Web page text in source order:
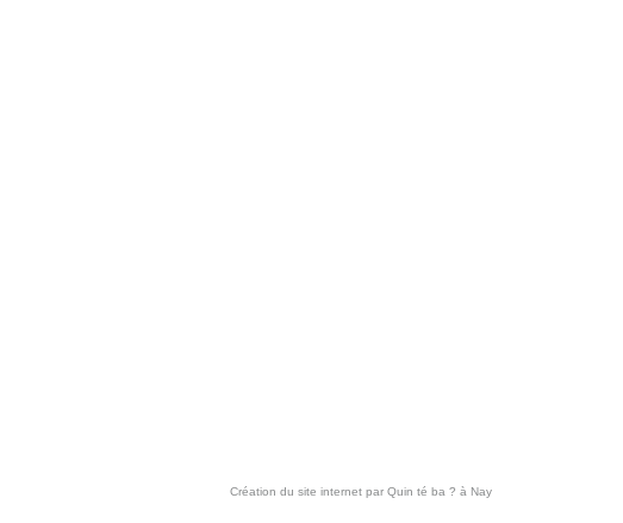
Création du site internet par Quin té ba ? à Nay